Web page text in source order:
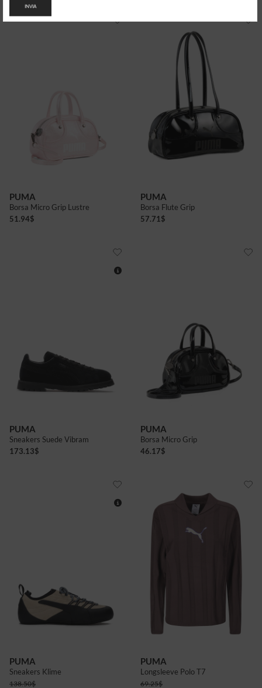
PUMA
Borsa Micro Grip Lustre
51.94$
PUMA
Borsa Flute Grip
57.71 $
PUMA
Sneakers Suede Vibram
173.13$
PUMA
Borsa Micro Grip
46.17$
PUMA
Sneakers Klime
138.50$
PUMA
Longsleeve Polo T7
69.25$
INVIA